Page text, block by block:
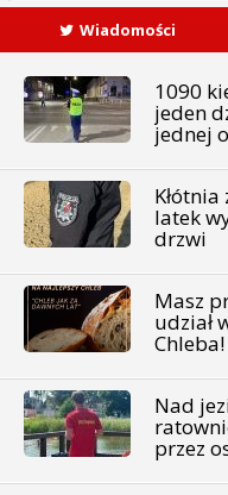
Wiadomości
1090
jeden
jednej
latek
drzwi
Masz
udział
Chleba!
Nad
przez